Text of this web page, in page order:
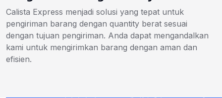
Calista Express menjadi solusi yang tepat untuk
pengiriman barang dengan quantity berat sesuai
dengan tujuan pengiriman. Anda dapat mengandalkan
kami untuk mengirimkan barang dengan aman dan
efisien.